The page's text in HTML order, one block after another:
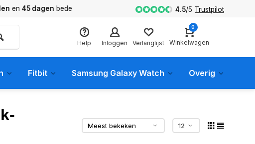
45 dagenbedenktijd 4.5/5 Trustpilot
Help Inloggen Verlanglijst
0
Winkelwagen
Fitbit Samsung Galaxy Watch Overig